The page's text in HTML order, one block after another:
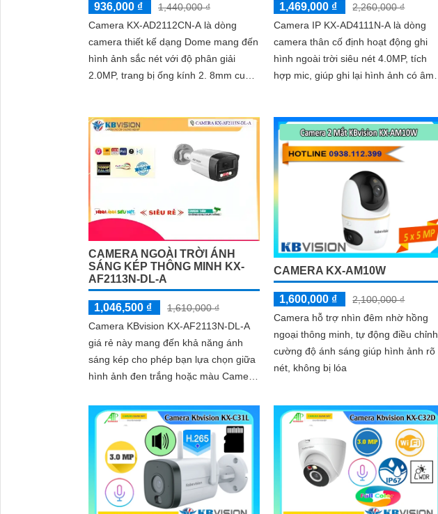
936,000 ₫
1,440,000 ₫
Camera KX-AD2112CN-A là dòng
camera thiết kế dạng Dome mang đến
hình ảnh sắc nét với độ phân giải
2.0MP, trang bị ống kính 2. 8mm cung
1,469,000 ₫
2,260,000 ₫
Camera IP KX-AD4111N-A là dòng
camera thân cố định hoạt động ghi
hình ngoài trời siêu nét 4.0MP, tích
hợp mic, giúp ghi lại hình ảnh có âm
CAMERA NGOÀI TRỜI ÁNH
SÁNG KÉP THÔNG MINH KX-
AF2113N-DL-A
1,046,500 ₫
1,610,000 ₫
Camera KBvision KX-AF2113N-DL-A
giá rẻ này mang đến khả năng ánh
sáng kép cho phép bạn lựa chọn giữa
hình ảnh đen trắng hoặc màu Camera
tính năng...
CAMERA KX-AM10W
1,600,000 ₫
2,100,000 ₫
Camera hỗ trợ nhìn đêm nhờ hồng
ngoại thông minh, tự động điều chỉnh
cường độ ánh sáng giúp hình ảnh rõ
nét, không bị lóa